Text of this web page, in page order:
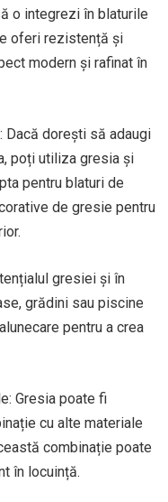
o integrezi în blaturile
oferi rezistență și
modern și rafinat în
Dacă dorești să adaugi
poți utiliza gresia și
pentru blaturi de
de gresie pentru
gresiei și în
grădini sau piscine
pentru a crea
Gresia poate fi
cu alte materiale
combinație poate
în locuință.